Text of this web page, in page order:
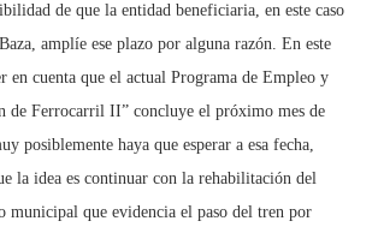
de que la entidad beneficiaria, en este caso
amplíe ese plazo por alguna razón. En este
en cuenta que el actual Programa de Empleo y
de Ferrocarril II” concluye el próximo mes de
posiblemente haya que esperar a esa fecha,
la idea es continuar con la rehabilitación del
municipal que evidencia el paso del tren por